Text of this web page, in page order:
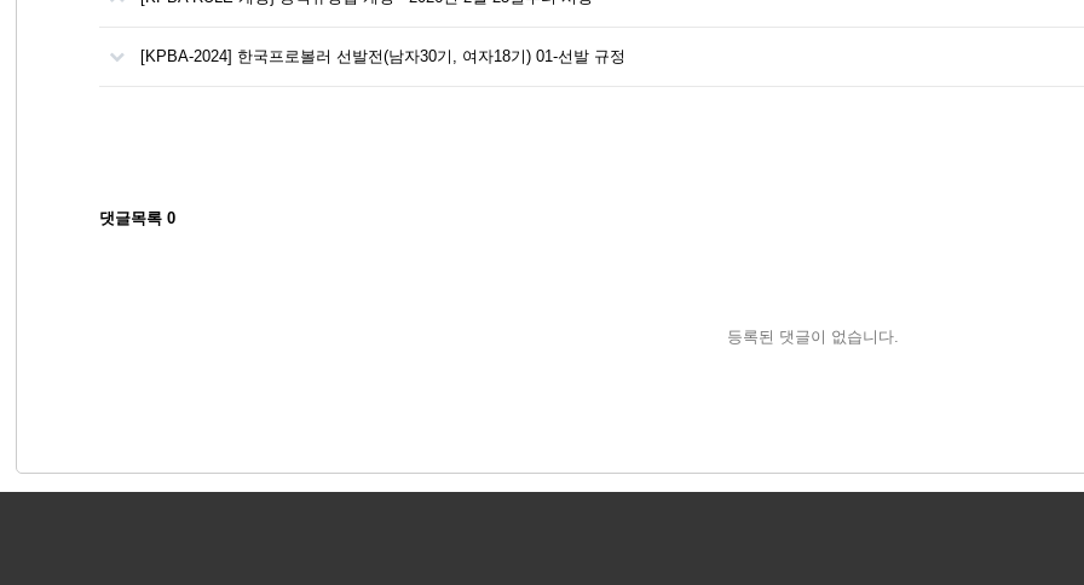
[KPBA-2024] 한국프로볼러 선발전(남자30기, 여자18기) 01-선발 규정
댓글목록 0
등록된 댓글이 없습니다.